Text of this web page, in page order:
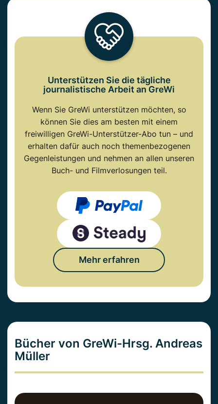
Unterstützen Sie die tägliche
journalistische Arbeit an GreWi
Wenn Sie GreWi unterstützen möchten, so
können Sie dies am besten mit einem
freiwilligen GreWi-Unterstützer-Abo tun – und
erhalten dafür auch noch themenbezogenen
Gegenleistungen und nehmen an allen unseren
Buch- und Filmverlosungen teil.
Mehr erfahren
Bücher von GreWi-Hrsg. Andreas
Müller